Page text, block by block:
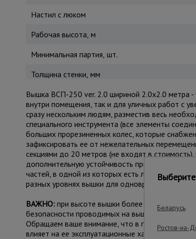
Настил с люком
Рабочая высота, м
Минимальная партия, шт.
Толщина стенки, мм
Вышка ВСП-250 ver. 2.0 шириной 2.0х2.0 метра -
внутри помещения, так и для уличных работ с
сразу нескольким людям, разместив весь
специального инструмента (все элементы
больших прорезиненных колес, которые
зафиксировать ее от нежелательных
секциями до 20 метров (не входят в
дополнительную устойчивость при резких
частей, в одной из которых есть люк для
разных уровнях вышки для одновременных
ВАЖНО: при высоте вышки более 5 метров
безопасности проводимых на вышке работ.
Обращаем ваше внимание, что в процессе
влияет на ее эксплуатационные характеристики
Беларусь
Ростов-на-